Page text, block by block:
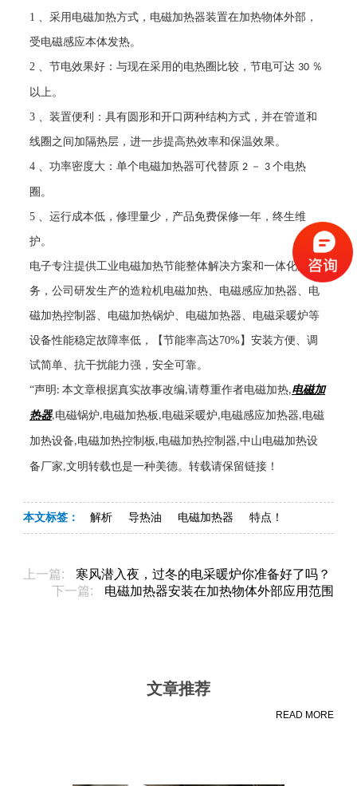
1 、采用电磁加热方式，电磁加热器装置在加热物体外部，
受电磁感应本体发热。
2 、节电效果好：与现在采用的电热圈比较，节电可达 30 ％
以上。
3 、装置便利：具有圆形和开口两种结构方式，并在管道和
线圈之间加隔热层，进一步提高热效率和保温效果。
4 、功率密度大：单个电磁加热器可代替原2 － 3个电热
圈。
5 、运行成本低，修理量少，产品免费保修一年，终生维
护。
电子专注提供工业电磁加热节能整体解决方案和一体化服
务，公司研发生产的造粒机电磁加热、电磁感应加热器、电
磁加热控制器、电磁加热锅炉、电磁加热器、电磁采暖炉等
设备性能稳定故障率低，【节能率高达70%】安装方便、调
试简单、抗干扰能力强，安全可靠。
“声明 :本文章根据真实故事改编,请尊重作者电磁加热,电磁加
热器,电磁锅炉,电磁加热板 ,电磁采暖炉,电磁感应加热器,电磁
加热设备,电磁加热控制板 ,电磁加热控制器,中山电磁加热设
备厂家,文明转载也是一种美德。转载请保留链接！
本文标签： 解析 导热油 电磁加热器 特点！
上一篇:
寒风潜入夜，过冬的电采暖炉你准备好了吗？
下一篇:
电磁加热器安装在加热物体外部应用范围
文章推荐
READ MORE